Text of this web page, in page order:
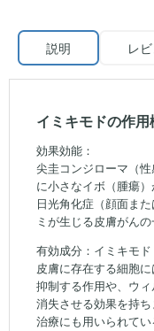
説明 レ
イミキモドの作
効果効能：
尖圭コンジローマ（
に小さなイボ（腫瘍）
日光角化症（顔面ま
ミが生じる皮膚がんの
有効成分：イミキモド
皮膚に存在する細胞
抑制する作用や、ウ
消失させる効果を持
治療にも用いられてい